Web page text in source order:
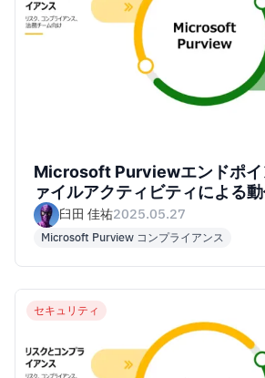
Microsoft Purviewエンドポイ
ァイルアクティビティによる
で確認してみた
臼田 佳祐2025.05.27
Microsoft Purview コンプライアンス
セキュリティ